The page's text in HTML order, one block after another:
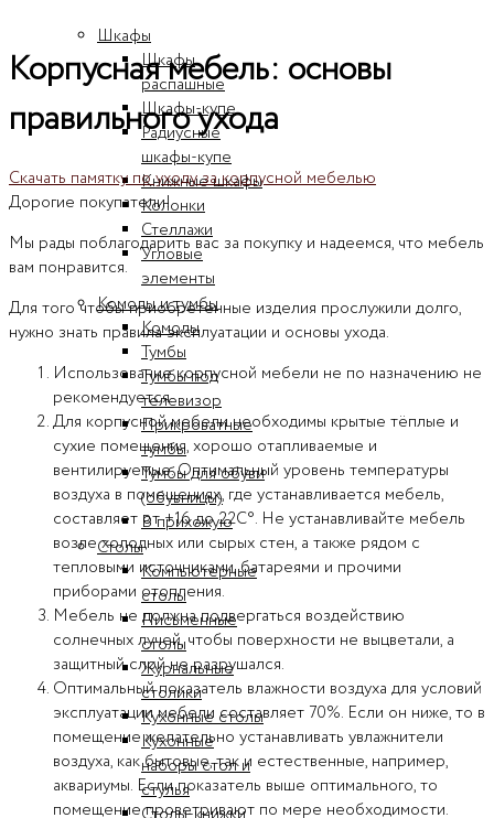
Шкафы
Шкафы
распашные
Шкафы-купе
Радиусные
шкафы-купе
Книжные шкафы
Колонки
Стеллажи
Угловые
элементы
Комоды и тумбы
Комоды
Тумбы
Тумбы под
телевизор
Прикроватные
тумбы
Тумбы для обуви
(обувницы)
В прихожую
Столы
Компьютерные
столы
Письменные
столы
Журнальные
столики
Кухонные столы
Кухонные
наборы стол и
стулья
Корпусная мебель: основы
правильного ухода
Скачать памятку по уходу за корпусной мебелью
Дорогие покупатели!
Мы рады поблагодарить вас за покупку и надеемся, что мебель
вам понравится.
Для того чтобы приобретённые изделия прослужили долго,
нужно знать правила эксплуатации и основы ухода.
Использование корпусной мебели не по назначению не
рекомендуется.
Для корпусной мебели необходимы крытые тёплые и
сухие помещения, хорошо отапливаемые и
вентилируемые. Оптимальный уровень температуры
воздуха в помещениях, где устанавливается мебель,
составляет от +16 до 22С°. Не устанавливайте мебель
возле холодных или сырых стен, а также рядом с
тепловыми источниками, батареями и прочими
приборами отопления.
Мебель не должна подвергаться воздействию
солнечных лучей, чтобы поверхности не выцветали, а
защитный слой не разрушался.
Оптимальный показатель влажности воздуха для условий
эксплуатации мебели составляет 70%. Если он ниже, то в
помещение желательно устанавливать увлажнители
воздуха, как бытовые, так и естественные, например,
аквариумы. Если показатель выше оптимального, то
помещение проветривают по мере необходимости.